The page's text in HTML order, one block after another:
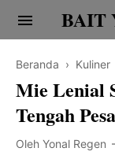
Religi
Beranda › Kuliner
Mie Lenial
Tengah
Oleh Yonal Regen